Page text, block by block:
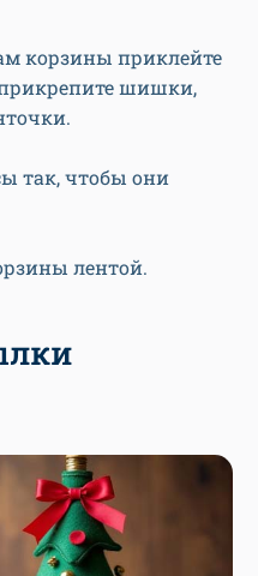
корзины приклейте
шишки,
так, чтобы они
лентой.